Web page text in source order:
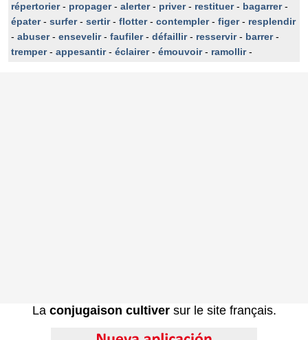
répertorier- propager- alerter- priver- restituer- bagarrer-
épater- surfer- sertir- flotter- contempler- figer- resplendir
- abuser- ensevelir- faufiler- défaillir- resservir- barrer-
tremper- appesantir- éclairer- émouvoir- ramollir-
La conjugaison cultiversur le site français.